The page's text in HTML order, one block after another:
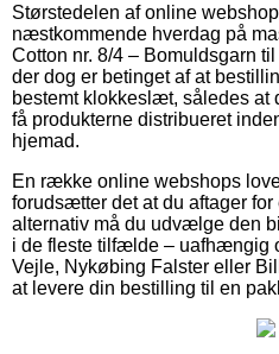
Størstedelen af online
næstkommende hverdag på
Cotton nr. 8/4 – Bomuldsgarn
der dog er betinget af at
bestemt klokkeslæt, således at
få produkterne distribueret
hjemad.
En række online webshops
forudsætter det at du aftager
alternativ må du udvælge den
i de fleste tilfælde – uafhængig
Vejle, Nykøbing Falster eller
at levere din bestilling til en